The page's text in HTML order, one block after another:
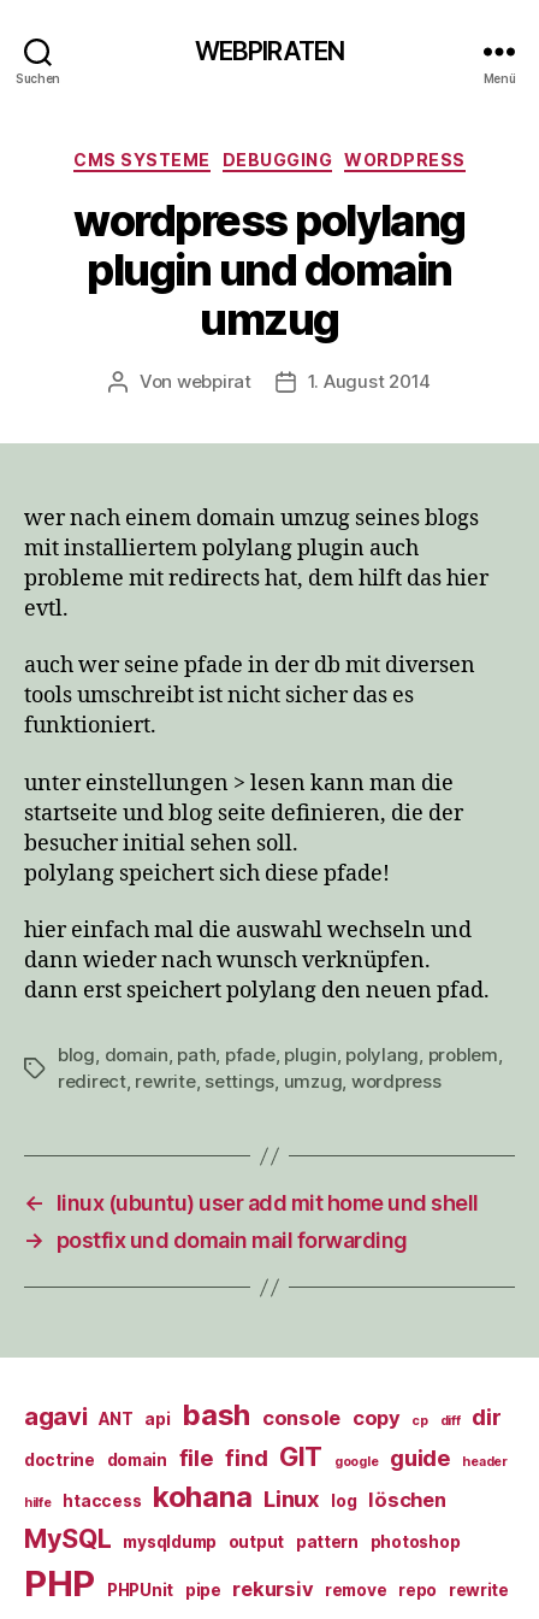
Suchen
WEBPIRATEN
Menü
Kategorien
CMS SYSTEME DEBUGGING WORDPRESS
wordpress polylang
plugin und domain
umzug
Beitragsautor
Von webpirat Veröffentlichungsdatum
1. August 2014
wer nach einem domain umzug seines blogs
mit installiertem polylang plugin auch
probleme mit redirects hat, dem hilft das hier
evtl.
auch wer seine pfade in der db mit diversen
tools umschreibt ist nicht sicher das es
funktioniert.
unter einstellungen > lesen kann man die
startseite und blog seite definieren, die der
besucher initial sehen soll.
polylang speichert sich diese pfade!
hier einfach mal die auswahl wechseln und
dann wieder nach wunsch verknüpfen.
dann erst speichert polylang den neuen pfad.
Schlagwörter
blog, domain, path, pfade, plugin, polylang, problem,
redirect, rewrite, settings, umzug, wordpress
←
linux (ubuntu) user add mit home und shell
→
postfix und domain mail forwarding
agavi ANT api bash console copy cp diff dir
doctrine domain file find GIT google guide header
hilfe htaccess kohana Linux log löschen
MySQL mysqldump output pattern photoshop
PHP PHPUnit pipe rekursiv remove repo rewrite